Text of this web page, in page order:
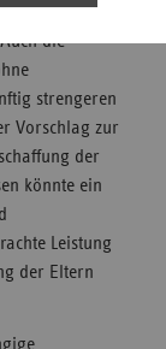
oder eine
die
strengeren
Vorschlag zur
der
könnte ein
Leistung
der Eltern